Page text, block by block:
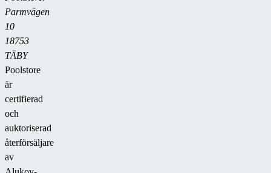
Parmvägen
10
18753
TÄBY
Poolstore
är
certifierad
och
auktoriserad
återförsäljare
av